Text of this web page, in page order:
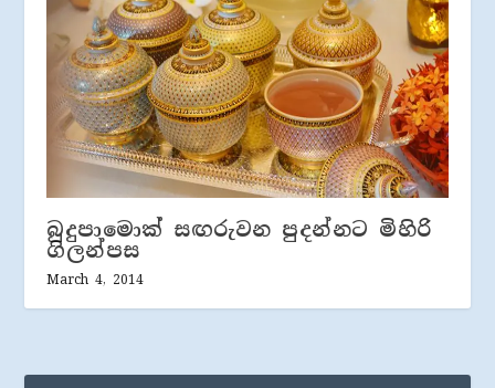
බුදුපාමොක් සඟරුවන පුදන්නට මිහිරි
ගිලන්පස
March 4, 2014